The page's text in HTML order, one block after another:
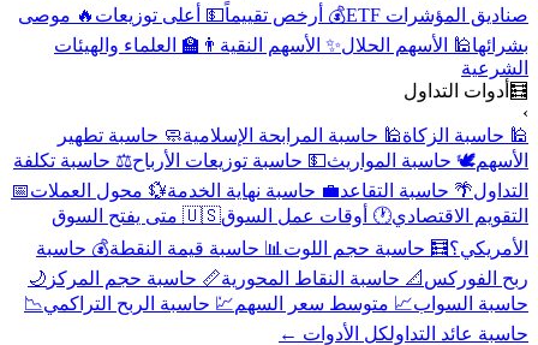
صناديق المؤشرات ETF
💰 أرخص تقييماً💵 أعلى توزيعات 🔥 موصى
بشرائها🕌 الأسهم الحلال✨ الأسهم النقية 👨‍🏫 العلماء والهيئات
الشرعية
🧮 أدوات التداول
›
🕌 حاسبة الزكاة🕌 حاسبة المرابحة الإسلامية🧼 حاسبة تطهير
الأسهم🕊️ حاسبة المواريث💵 حاسبة توزيعات الأرباح⚖️ حاسبة تكلفة
التداول🌴 حاسبة التقاعد💼 حاسبة نهاية الخدمة💱 محول العملات📅
التقويم الاقتصادي🕐 أوقات عمل السوق
🇺🇸 متى يفتح السوق
الأمريكي؟🧮 حاسبة حجم اللوت 📊 حاسبة قيمة النقطة💰 حاسبة
ربح الفوركس 📐 حاسبة النقاط المحورية📏 حاسبة حجم المركز 🌙
حاسبة السواب📈 متوسط سعر السهم💹 حاسبة الربح التراكمي📉
حاسبة عائد التداولكل الأدوات ←